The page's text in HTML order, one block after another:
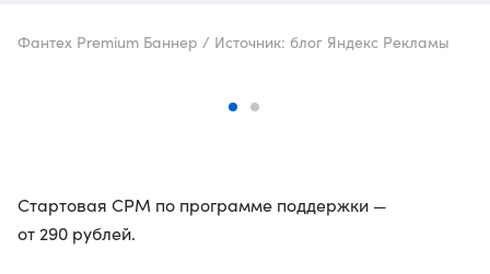
Фантех Premium Баннер / Источник: блог Яндекс Рекламы
Стартовая CPM по программе поддержки —
от 290 рублей.